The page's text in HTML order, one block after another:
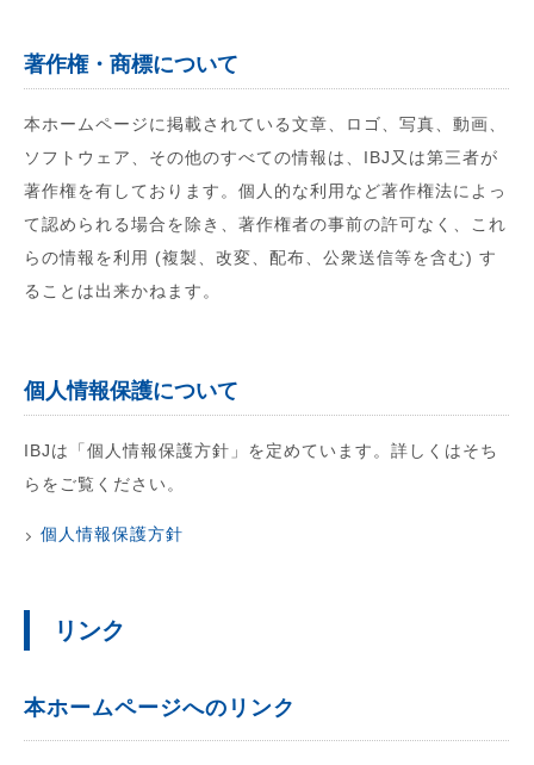
著作権・商標について
本ホームページに掲載されている文章、ロゴ、写真、動画、
ソフトウェア、その他のすべての情報は、IBJ又は第三者が
著作権を有しております。個人的な利用など著作権法によっ
て認められる場合を除き、著作権者の事前の許可なく、これ
らの情報を利用 (複製、改変、配布、公衆送信等を含む) す
ることは出来かねます。
個人情報保護について
IBJは「個人情報保護方針」を定めています。詳しくはそち
らをご覧ください。
個人情報保護方針
リンク
本ホームページへのリンク